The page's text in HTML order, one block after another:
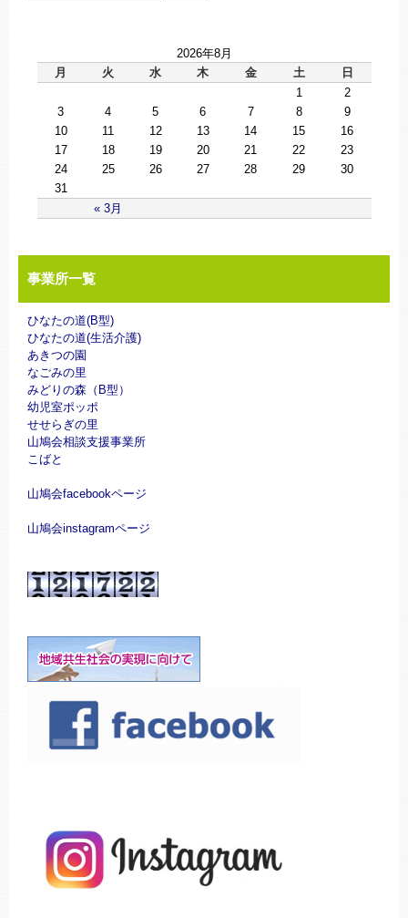
2026年8月
月
火 水 木 金 土 日
« 3月
1
2
3
4 5 6 7 8
9
10
11 12 13 14 15
16
17
18 19 20 21 22
23
24
25 26 27 28 29
30
31
事業所一覧
ひなたの道(B型)
ひなたの道(生活介護)
あきつの園
なごみの里
みどりの森（B型）
幼児室ポッポ
せせらぎの里
山鳩会相談支援事業所
こばと
山鳩会facebookページ
山鳩会instagramページ